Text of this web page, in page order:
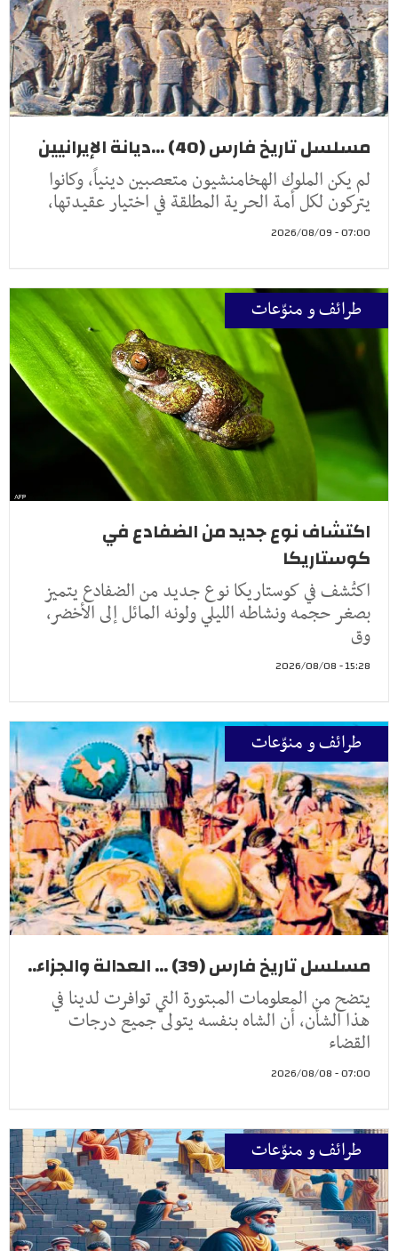
مسلسل تاريخ فارس (40) ...ديانة الإيرانيين
لم يكن الملوك الهخامنشيون متعصبين دينياً، وكانوا
يتركون لكل أمة الحرية المطلقة في اختيار عقيدتها،
07:00 - 2026/08/09
طرائف و منوّعات
اكتشاف نوع جديد من الضفادع في
كوستاريكا
اكتُشف في كوستاريكا نوع جديد من الضفادع يتميز
بصغر حجمه ونشاطه الليلي ولونه المائل إلى الأخضر،
وق
15:28 - 2026/08/08
طرائف و منوّعات
مسلسل تاريخ فارس (39) ... العدالة والجزاء..
يتضح من المعلومات المبتورة التي توافرت لدينا في
هذا الشأن، أن الشاه بنفسه يتولى جميع درجات
القضاء
07:00 - 2026/08/08
طرائف و منوّعات